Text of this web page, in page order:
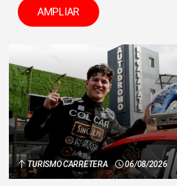
AMPLIAR
TURISMO CARRETERA 06/08/2026